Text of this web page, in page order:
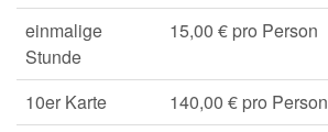
einmalige
Stunde
15,00 € pro Person
10er Karte 140,00 € pro Person